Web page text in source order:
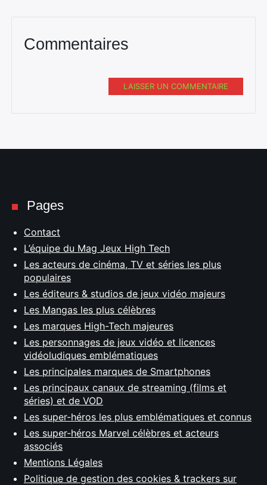
Commentaires
LAISSER UN COMMENTAIRE
Pages
Contact
L’équipe du Mag Jeux High Tech
Les acteurs de cinéma, TV et séries les plus
populaires
Les éditeurs & studios de jeux vidéo majeurs
Les Mangas les plus célèbres
Les marques High-Tech majeures
Les personnages de jeux vidéo et licences
vidéoludiques emblématiques
Les principales marques de Smartphones
Les principaux canaux de streaming (films et
séries) et de VOD
Les super-héros les plus emblématiques et connus
Les super-héros Marvel célèbres et acteurs
associés
Mentions Légales
Politique de gestion des cookies & trackers sur
: